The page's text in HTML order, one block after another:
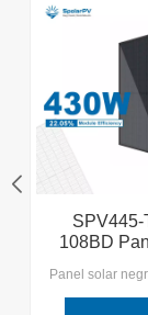
SPV445-
108BD
420 ~